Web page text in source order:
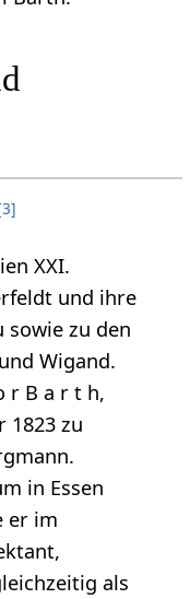
3]
XXI.
und ihre
sowie zu den
Wigand.
r B a r t h,
1823 zu
in Essen
er im
als